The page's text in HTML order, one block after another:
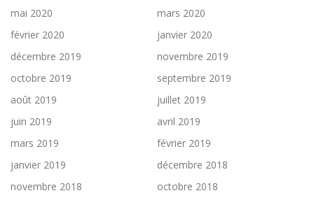
mai 2020
mars 2020
février 2020
janvier 2020
décembre 2019
novembre 2019
octobre 2019
septembre 2019
août 2019
juillet 2019
juin 2019
avril 2019
mars 2019
février 2019
janvier 2019
décembre 2018
novembre 2018
octobre 2018